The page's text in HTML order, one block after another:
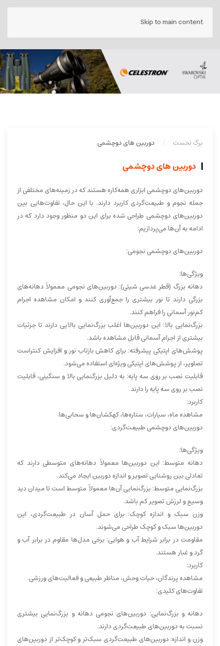
Skip to main content
برگ نخست دوربین های دوچشمی
دوربین های دوچشمی
دوربین‌های دوچشمی ابزاری همه‌کاره هستند که در زمینه‌های مختلفی از
جمله نجوم و طبیعت‌گردی کاربرد دارند. با این حال، تفاوت‌هایی بین
دوربین‌های دوچشمی طراحی شده برای این دو منظور وجود دارد که در
ادامه به آن‌ها می‌پردازیم:
دوربین‌های دوچشمی نجومی:
ویژگی‌ها:
دهانه بزرگ (قطر عدسی شیئی): دوربین‌های نجومی معمولاً دهانه‌های
بزرگی دارند تا نور بیشتری را جمع‌آوری کنند و امکان مشاهده اجرام
کم‌نور آسمانی را فراهم کنند.
بزرگ‌نمایی بالا: این دوربین‌ها اغلب بزرگ‌نمایی بالایی دارند تا جزئیات
بیشتری از اجرام آسمانی قابل مشاهده باشد.
پوشش‌های اپتیکی پیشرفته: برای کاهش بازتاب نور و افزایش کنتراست
تصاویر، از پوشش‌های اپتیکی ویژه‌ای استفاده می‌شود.
قابلیت نصب بر روی سه پایه: به دلیل بزرگنمایی بالا و سنگینی، قابلیت
نصب بر روی سه پایه را دارند.
کاربرد:
مشاهده ماه، سیارات، ستاره‌ها، کهکشان‌ها و سحابی‌ها.
دوربین‌های دوچشمی طبیعت‌گردی:
ویژگی‌ها:
دهانه متوسط: این دوربین‌ها معمولاً دهانه‌های متوسطی دارند که
تعادلی بین روشنایی تصویر و اندازه دوربین ایجاد می‌کند.
بزرگ‌نمایی متوسط: بزرگ‌نمایی آن‌ها معمولاً متوسط است تا میدان دید
وسیع و لرزش تصویر کم باشد.
وزن سبک و اندازه کوچک: برای حمل آسان در طبیعت‌گردی، این
دوربین‌ها سبک و کوچک طراحی می‌شوند.
مقاومت در برابر شرایط آب و هوایی: برخی مدل‌ها مقاوم در برابر آب و
گرد و غبار هستند.
کاربرد:
مشاهده پرندگان، حیات وحش، مناظر طبیعی و فعالیت‌های ورزشی.
تفاوت‌های کلیدی:
دهانه و بزرگ‌نمایی: دوربین‌های نجومی دهانه و بزرگ‌نمایی بیشتری
نسبت به دوربین‌های طبیعت‌گردی دارند.
وزن و اندازه: دوربین‌های طبیعت‌گردی سبک‌تر و کوچک‌تر از دوربین‌های